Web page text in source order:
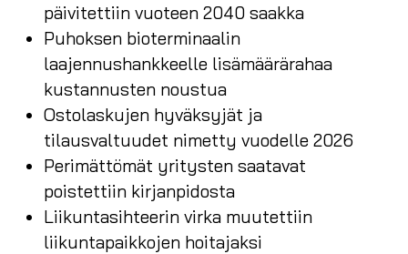
päivitettiin vuoteen 2040 saakka
Puhoksen bioterminaalin
laajennushankkeelle lisämäärärahaa
kustannusten noustua
Ostolaskujen hyväksyjät ja
tilausvaltuudet nimetty vuodelle 2026
Perimättömät yritysten saatavat
poistettiin kirjanpidosta
Liikuntasihteerin virka muutettiin
liikuntapaikkojen hoitajaksi